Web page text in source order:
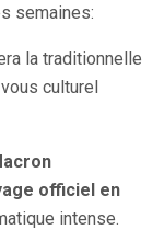
semaines:
la traditionnelle
culturel
officiel en
intense.